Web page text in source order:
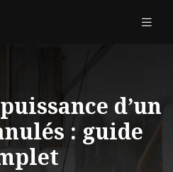
d’un
: guide